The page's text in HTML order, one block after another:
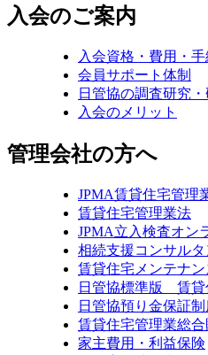
入会のご案内
入会資格・費用・
会員サポート体制
日管協の調査研究
入会のメリット
管理会社の方へ
JPMA賃貸住宅管理
賃貸住宅管理業法
JPMA立入検査オン
相続支援コンサルタ
賃貸住宅メンテナ
日管協標準版 賃貸
日管協預り金保証
賃貸住宅管理業総
家主費用・利益保険